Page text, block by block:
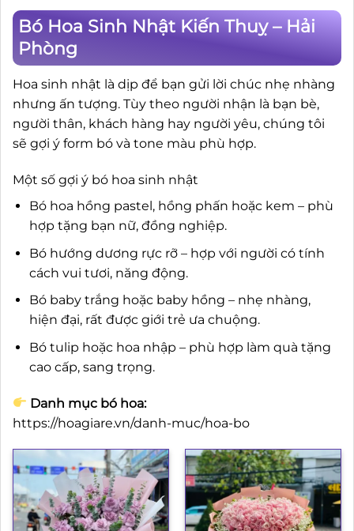
Bó Hoa Sinh Nhật Kiến Thuỵ – Hải
Phòng
Hoa sinh nhật là dịp để bạn gửi lời chúc nhẹ nhàng
nhưng ấn tượng. Tùy theo người nhận là bạn bè,
người thân, khách hàng hay người yêu, chúng tôi
sẽ gợi ý form bó và tone màu phù hợp.
Một số gợi ý bó hoa sinh nhật
Bó hoa hồng pastel, hồng phấn hoặc kem – phù
hợp tặng bạn nữ, đồng nghiệp.
Bó hướng dương rực rỡ – hợp với người có tính
cách vui tươi, năng động.
Bó baby trắng hoặc baby hồng – nhẹ nhàng,
hiện đại, rất được giới trẻ ưa chuộng.
Bó tulip hoặc hoa nhập – phù hợp làm quà tặng
cao cấp, sang trọng.
Danh mục bó hoa:
https://hoagiare.vn/danh-muc/hoa-bo